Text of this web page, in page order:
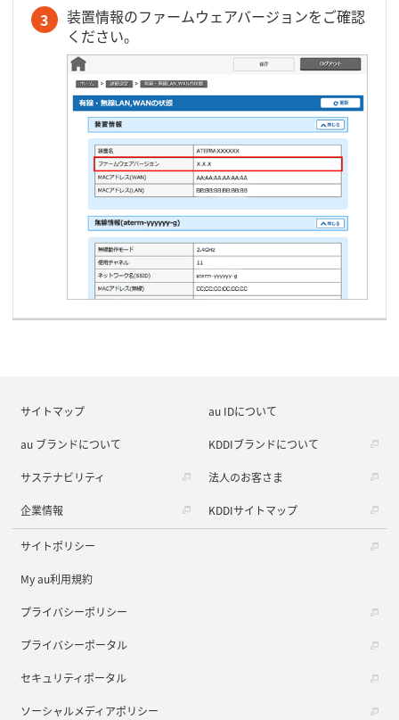
3
装置情報のファームウェアバージョンをご確認
ください。
サイトマップ au IDについて
au ブランドについて KDDIブランドについて
サステナビリティ 法人のお客さま
企業情報 KDDIサイトマップ
サイトポリシー
My au利用規約
プライバシーポリシー
プライバシーポータル
セキュリティポータル
ソーシャルメディアポリシー